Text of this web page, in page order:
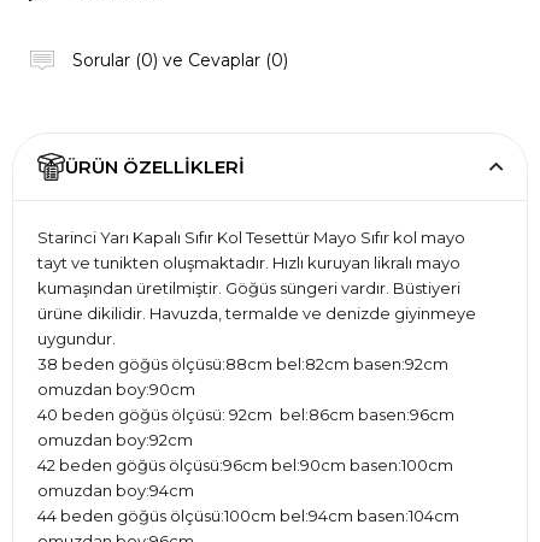
Sorular (0) ve Cevaplar (0)
ÜRÜN ÖZELLIKLERI
Starinci Yarı Kapalı Sıfır Kol Tesettür Mayo Sıfır kol mayo
tayt ve tunikten oluşmaktadır. Hızlı kuruyan likralı mayo
kumaşından üretilmiştir. Göğüs süngeri vardır. Büstiyeri
ürüne dikilidir. Havuzda, termalde ve denizde giyinmeye
uygundur.
38 beden göğüs ölçüsü:88cm bel:82cm basen:92cm
omuzdan boy:90cm
40 beden göğüs ölçüsü: 92cm bel:86cm basen:96cm
omuzdan boy:92cm
42 beden göğüs ölçüsü:96cm bel:90cm basen:100cm
omuzdan boy:94cm
44 beden göğüs ölçüsü:100cm bel:94cm basen:104cm